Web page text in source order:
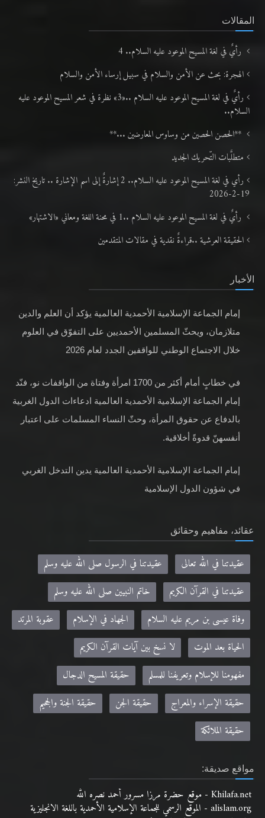
رأيٌ في لغة المسيح الموعود عليه السلام.. 4
الهجرة: بحث عن الأمن والسلام في سبيل إرساء الأمن والسلام
رأيٌ في لغة المسيح الموعود عليه السلام ..«3» نظرة في شعر المسيح الموعود عليه
السلام..
**الحصن الحصين من وساوس المعارضين ...**
متطلَّبات التّحريك الجديد
رأيٌ في لغة المسيح الموعود عليه السلام ..1 في محنة اللغة ومعاني «الاشتهار»
الحقيقة العرشية ..قراءةٌ نقدية في مقالات المتقدمين
إمام الجماعة الإسلامية الأحمدية العالمية يؤكد أن العلم والدين
متلازمان، ويحثّ المسلمين الأحمديين على التفوّق في العلوم
في خطابٍ أمام أكثر من 1700 امرأة وفتاة من الواقفات نو، فنّد
إمام الجماعة الإسلامية الأحمدية العالمية ادعاءات الدول الغربية
بالدفاع عن حقوق المرأة، وحثّ النساء المسلمات على اعتبار
إمام الجماعة الإسلامية الأحمدية العالمية يدين التدخل الغربي
عقيدتنا في الله تعالى
عقيدتنا في الرسول صلى الله عليه وسلم
عقيدتنا في القرآن الكريم
خاتم النبيين صلى الله عليه وسلم
وفاة عيسى بن مريم عليه السلام
الجهاد في الإسلام
الحياة بعد الموت
لا نسخ بين آيات القرآن الكريم
مفهومنا للإسلام وتعريفنا للمسلم
حقيقة المسيح الدجال
حقيقة الإسراء والمعراج
حقيقة الجن
حقيقة الجنة والجحيم
حقيقة الملائكة
مواقع صديقة:
Khilafa.net - موقع حضرة مرزا مسرور أحمد نصره الله
alislam.org - الموقع الرسمي للجماعة الإسلامية الأحمدية باللغة الانجليزية
MTA.TV - موقع قناة MTA الرسمي
altaqwa.net- مجلة التقوى